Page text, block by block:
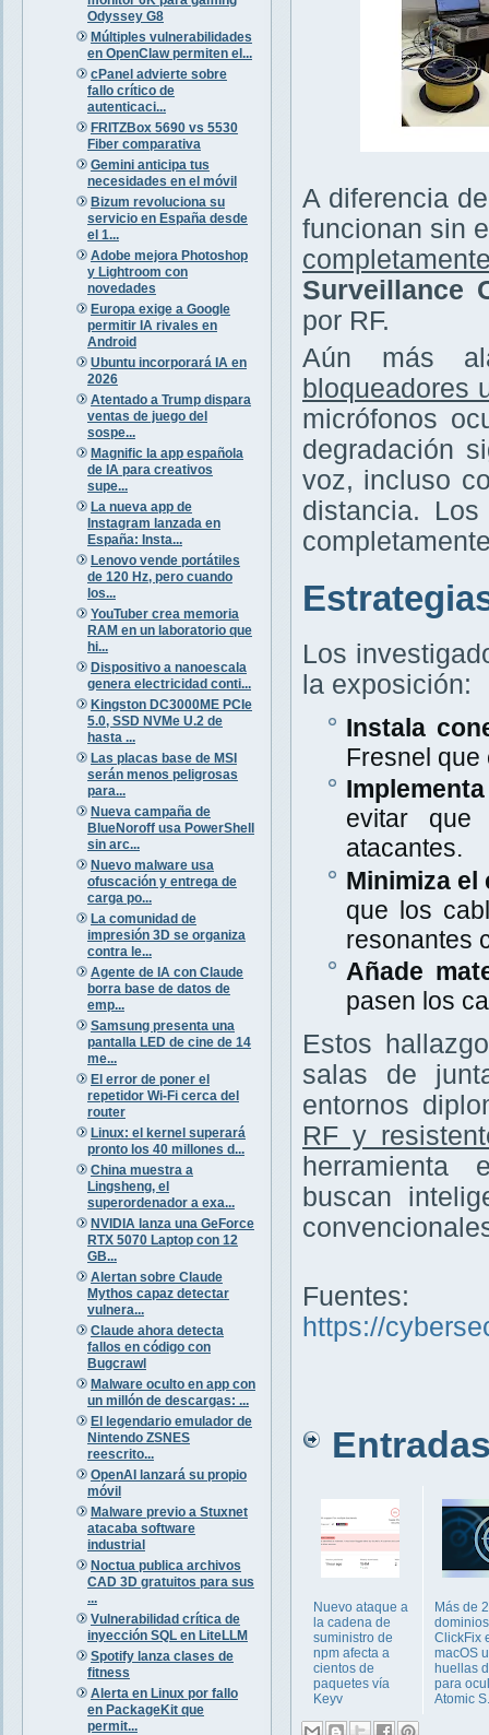
Odyssey G8
Múltiples vulnerabilidades
en OpenClaw permiten el...
cPanel advierte sobre
fallo crítico de
autenticaci...
FRITZBox 5690 vs 5530
Fiber comparativa
Gemini anticipa tus
necesidades en el móvil
Bizum revoluciona su
servicio en España desde
el 1...
Adobe mejora Photoshop
y Lightroom con
novedades
Europa exige a Google
permitir IA rivales en
Android
Ubuntu incorporará IA en
2026
Atentado a Trump dispara
ventas de juego del
sospe...
Magnific la app española
de IA para creativos
supe...
La nueva app de
Instagram lanzada en
España: Insta...
Lenovo vende portátiles
de 120 Hz, pero cuando
los...
YouTuber crea memoria
RAM en un laboratorio que
hi...
Dispositivo a nanoescala
genera electricidad conti...
Kingston DC3000ME PCIe
5.0, SSD NVMe U.2 de
hasta ...
Las placas base de MSI
serán menos peligrosas
para...
Nueva campaña de
BlueNoroff usa PowerShell
sin arc...
Nuevo malware usa
ofuscación y entrega de
carga po...
La comunidad de
impresión 3D se organiza
contra le...
Agente de IA con Claude
borra base de datos de
emp...
Samsung presenta una
pantalla LED de cine de 14
me...
El error de poner el
repetidor Wi-Fi cerca del
router
Linux: el kernel superará
pronto los 40 millones d...
China muestra a
Lingsheng, el
superordenador a exa...
NVIDIA lanza una GeForce
RTX 5070 Laptop con 12
GB...
Alertan sobre Claude
Mythos capaz detectar
vulnera...
Claude ahora detecta
fallos en código con
Bugcrawl
Malware oculto en app con
un millón de descargas: ...
El legendario emulador de
Nintendo ZSNES
reescrito...
OpenAI lanzará su propio
móvil
Malware previo a Stuxnet
atacaba software
industrial
Noctua publica archivos
CAD 3D gratuitos para sus
...
Vulnerabilidad crítica de
inyección SQL en LiteLLM
Spotify lanza clases de
fitness
Alerta en Linux por fallo
en PackageKit que
permit...
A diferencia
funcionan sin
Surveillance
por RF.
Aún más
bloqueadores
micrófonos
degradación
voz, incluso
distancia.
Los
la exposición:
Instala
Fresnel que
evitar que
atacantes.
Minimiza el
que los
resonantes
Añade
pasen los
Estos
salas de
entornos
RF y
herramienta
buscan
Fuentes:
https://
Entradas
Nuevo ataque a
la cadena de
suministro de
npm afecta a
cientos de
paquetes vía
Keyv
Más de
ClickFix
macOS
huellas
para
Atomic